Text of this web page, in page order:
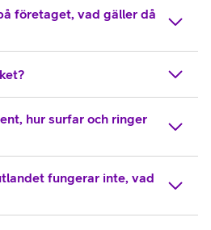
företaget, vad gäller då
hur surfar och ringer
fungerar inte, vad